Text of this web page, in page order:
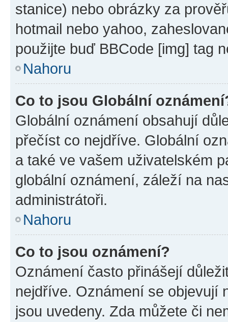
stanice) nebo obrázky za
hotmail nebo yahoo,
použijte buď BBCode [img] tag
Nahoru
Co to jsou Globální
Globální oznámení obsahují
přečíst co nejdříve. Globální
a také ve vašem uživatelském
globální oznámení, záleží na
administrátoři.
Nahoru
Co to jsou oznámení?
Oznámení často přinášejí
nejdříve. Oznámení se objevují
jsou uvedeny. Zda můžete či